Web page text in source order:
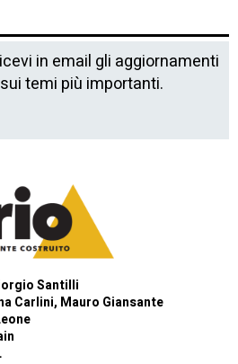
in email gli aggiornamenti
temi più importanti.
Santilli
Carlini, Mauro Giansante